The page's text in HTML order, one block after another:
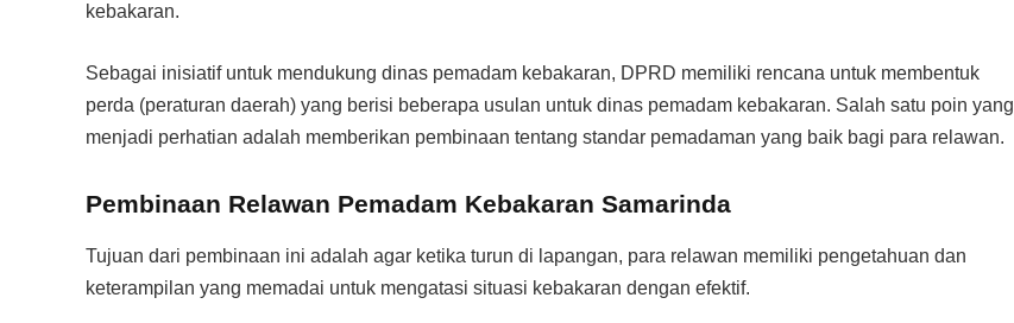
kebakaran.
Sebagai inisiatif untuk mendukung dinas pemadam kebakaran, DPRD memiliki rencana untuk membentuk
perda (peraturan daerah) yang berisi beberapa usulan untuk dinas pemadam kebakaran. Salah satu poin yang
menjadi perhatian adalah memberikan pembinaan tentang standar pemadaman yang baik bagi para relawan.
Pembinaan Relawan Pemadam Kebakaran Samarinda
Tujuan dari pembinaan ini adalah agar ketika turun di lapangan, para relawan memiliki pengetahuan dan
keterampilan yang memadai untuk mengatasi situasi kebakaran dengan efektif.